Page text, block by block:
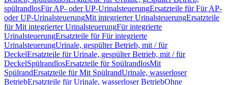
spülrandlosFür AP- oder UP-UrinalsteuerungErsatzteile für Für AP-
oder UP-UrinalsteuerungMit integrierter UrinalsteuerungErsatzteile
für Mit integrierter UrinalsteuerungFür integrierte
UrinalsteuerungErsatzteile für Für integrierte
UrinalsteuerungUrinale, gespülter Betrieb, mit / für
DeckelErsatzteile für Urinale, gespülter Betrieb, mit / für
DeckelSpülrandlosErsatzteile für SpülrandlosMit
SpülrandErsatzteile für Mit SpülrandUrinale, wasserloser
BetriebErsatzteile für Urinale, wasserloser BetriebOhne